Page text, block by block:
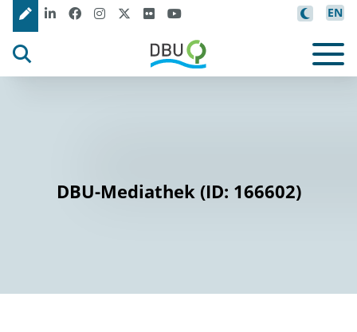
EN
DBU-Mediathek (ID: 166602)